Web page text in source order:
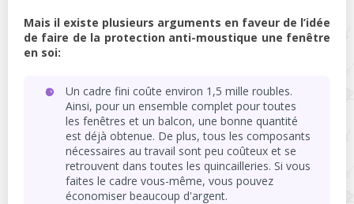
Mais il existe plusieurs arguments en faveur de l’idée
de faire de la protection anti-moustique une fenêtre
en soi:
Un cadre fini coûte environ 1,5 mille roubles.
Ainsi, pour un ensemble complet pour toutes
les fenêtres et un balcon, une bonne quantité
est déjà obtenue. De plus, tous les composants
nécessaires au travail sont peu coûteux et se
retrouvent dans toutes les quincailleries. Si vous
faites le cadre vous-même, vous pouvez
économiser beaucoup d'argent.